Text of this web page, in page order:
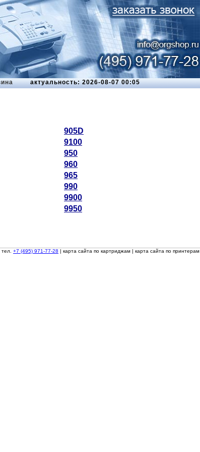
актуальность: 2026-08-07 00:05
905D
9100
950
960
965
990
9900
9950
тел. +7 (495) 971-77-28 | карта сайта по картриджам | карта сайта по принтерам